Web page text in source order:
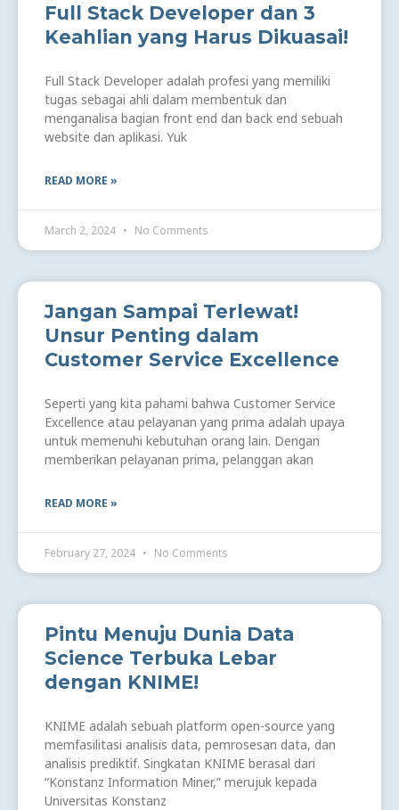
Full Stack Developer dan 3
Keahlian yang Harus Dikuasai!
Full Stack Developer adalah profesi yang memiliki
tugas sebagai ahli dalam membentuk dan
menganalisa bagian front end dan back end sebuah
website dan aplikasi. Yuk
READ MORE »
March 2, 2024 No Comments
Jangan Sampai Terlewat!
Unsur Penting dalam
Customer Service Excellence
Seperti yang kita pahami bahwa Customer Service
Excellence atau pelayanan yang prima adalah upaya
untuk memenuhi kebutuhan orang lain. Dengan
memberikan pelayanan prima, pelanggan akan
READ MORE »
February 27, 2024 No Comments
Pintu Menuju Dunia Data
Science Terbuka Lebar
dengan KNIME!
KNIME adalah sebuah platform open-source yang
memfasilitasi analisis data, pemrosesan data, dan
analisis prediktif. Singkatan KNIME berasal dari
“Konstanz Information Miner,” merujuk kepada
Universitas Konstanz